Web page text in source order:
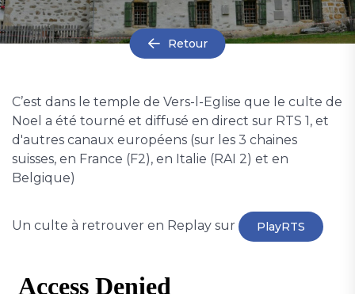
Retour
C’est dans le temple de Vers-l-Eglise que le culte de
Noel a été tourné et diffusé en direct sur RTS 1, et
d'autres canaux européens (sur les 3 chaines
suisses, en France (F2), en Italie (RAI 2) et en
Belgique)
Un culte à retrouver en Replay sur PlayRTS